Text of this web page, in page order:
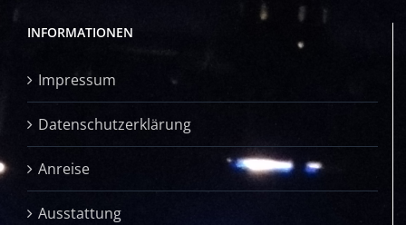
INFORMATIONEN
Impressum
Datenschutzerklärung
Anreise
Ausstattung